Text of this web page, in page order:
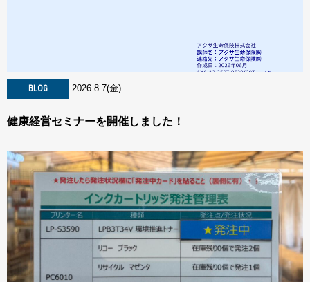
BLOG 2026.8.7(金)
健康経営セミナーを開催しました！